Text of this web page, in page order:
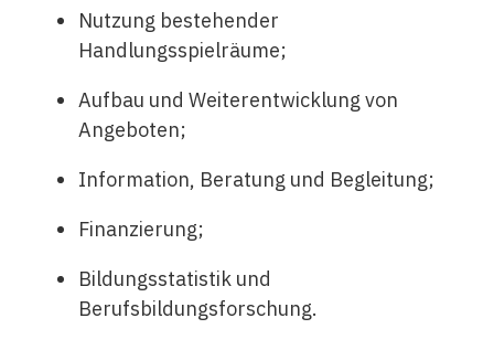
Nutzung bestehender
Handlungsspielräume;
Aufbau und Weiterentwicklung von
Angeboten;
Information, Beratung und Begleitung;
Finanzierung;
Bildungsstatistik und
Berufsbildungsforschung.